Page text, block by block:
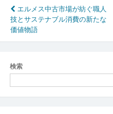
投
稿
ナ
ビ
ゲ
ー
エルメス中古市場が紡ぐ職人
技とサステナブル消費の新たな
価値物語
検索